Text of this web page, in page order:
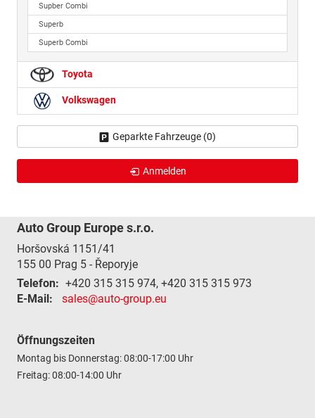
Supber Combi
Superb
Superb Combi
Toyota
Volkswagen
Geparkte Fahrzeuge (0)
Anmelden
Auto Group Europe s.r.o.
Horšovská 1151/41
155 00 Prag 5 - Řeporyje
Telefon: +420 315 315 974, +420 315 315 973
E-Mail:
sales@auto-group.eu
Öffnungszeiten
Montag bis Donnerstag: 08:00-17:00 Uhr
Freitag: 08:00-14:00 Uhr